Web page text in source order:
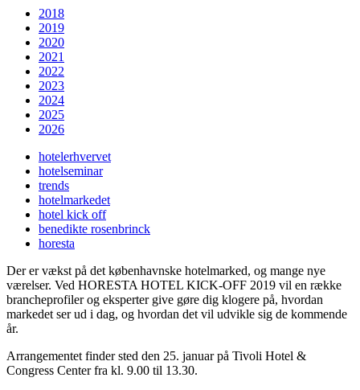
2018
2019
2020
2021
2022
2023
2024
2025
2026
hotelerhvervet
hotelseminar
trends
hotelmarkedet
hotel kick off
benedikte rosenbrinck
horesta
Der er vækst på det københavnske hotelmarked, og mange nye
værelser. Ved HORESTA HOTEL KICK-OFF 2019 vil en række
brancheprofiler og eksperter give gøre dig klogere på, hvordan
markedet ser ud i dag, og hvordan det vil udvikle sig de kommende
år.
Arrangementet finder sted den 25. januar på Tivoli Hotel &
Congress Center fra kl. 9.00 til 13.30.